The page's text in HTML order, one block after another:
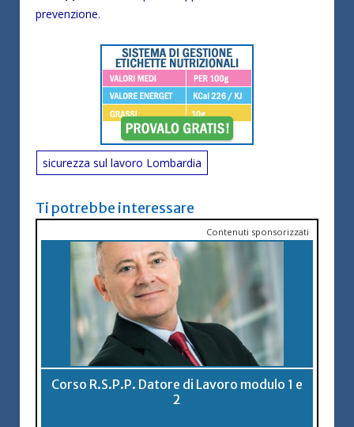
prevenzione.
sicurezza sul lavoro Lombardia
Ti potrebbe interessare
Contenuti sponsorizzati
Corso R.S.P.P. Datore di Lavoro modulo 1 e
2